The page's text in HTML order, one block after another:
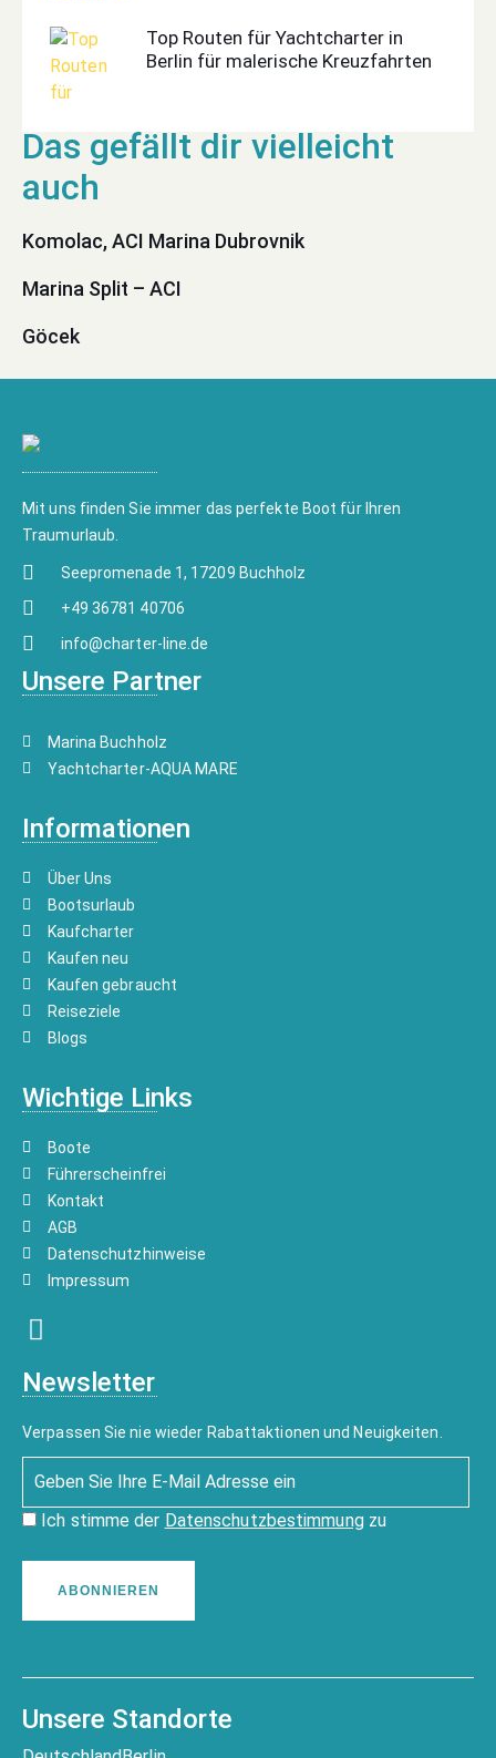
Top Routen für Yachtcharter in
Berlin für malerische Kreuzfahrten
Komolac, ACI Marina Dubrovnik
Marina Split – ACI
Göcek
Mit uns finden Sie immer das perfekte Boot für Ihren
Traumurlaub.
Seepromenade 1, 17209 Buchholz
+49 36781 40706
info@charter-line.de
Unsere Partner
Marina Buchholz
Yachtcharter-AQUA MARE
Informationen
Über Uns
Bootsurlaub
Kaufcharter
Kaufen neu
Kaufen gebraucht
Reiseziele
Blogs
Wichtige Links
Boote
Führerscheinfrei
Kontakt
AGB
Datenschutzhinweise
Impressum
Newsletter
Verpassen Sie nie wieder Rabattaktionen und Neuigkeiten.
Ich stimme der Datenschutzbestimmungzu
ABONNIEREN
Unsere Standorte